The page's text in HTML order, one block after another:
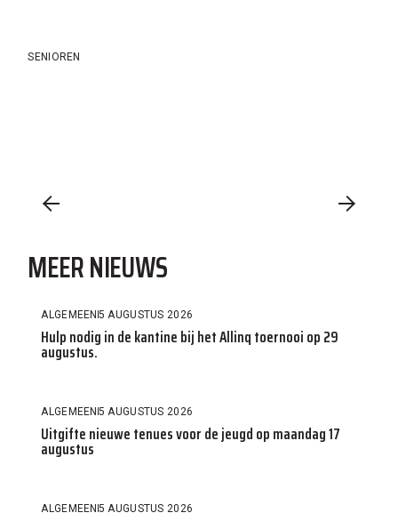
SENIOREN
MEER NIEUWS
ALGEMEEN5 AUGUSTUS 2026
Hulp nodig in de kantine bij het Allinq toernooi op 29
augustus.
ALGEMEEN5 AUGUSTUS 2026
Uitgifte nieuwe tenues voor de jeugd op maandag 17
augustus
ALGEMEEN5 AUGUSTUS 2026